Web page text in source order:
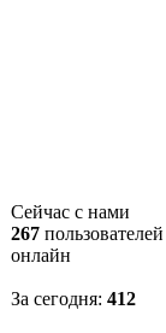
Сейчас с нами
267 пользователей
онлайн
За сегодня: 412